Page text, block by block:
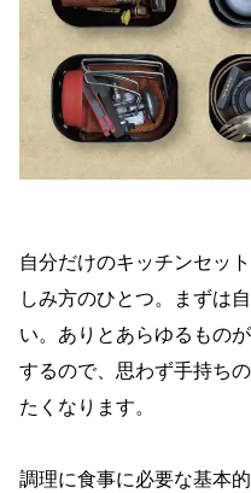
自分だけのキッチンセッ
しみ方のひとつ。まずは
い。ありとあらゆるもの
するので、思わず手持ち
たくなります。
調理に食事に必要な基本